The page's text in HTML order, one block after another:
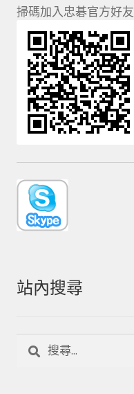
掃碼加入忠碁官方好友
站內搜尋